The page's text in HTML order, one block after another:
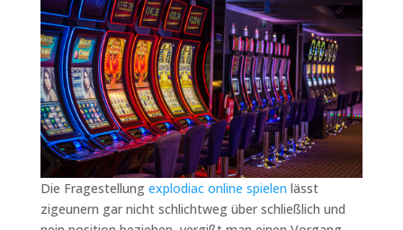
Die Fragestellung explodiac online spielen lässt
zigeunern gar nicht schlichtweg über schließlich und